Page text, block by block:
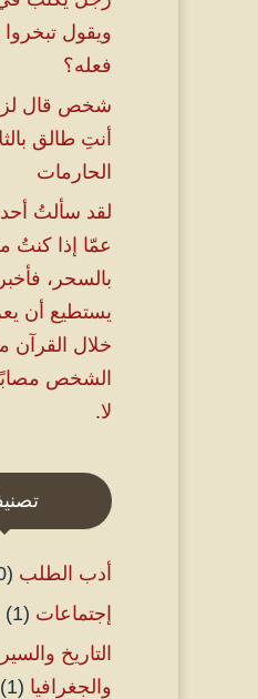
ويقول
فعله؟
شخص قال
أنتِ طالق
الحارمات
لقد سألتُ
عمّا إذا كنتُ
بالسحر،
يستطيع أن
خلال القرآن
الشخص
لا.
أدب الطلب (10)
إجتماعات (1)
التاريخ
والجغرافيا (1)